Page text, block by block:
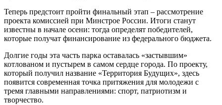
Теперь предстоит пройти финальный этап – рассмотрение
проекта комиссией при Минстрое России. Итоги станут
известны в начале осени: тогда определят победителей,
которые получат финансирование из федерального бюджета.
Долгие годы эта часть парка оставалась «застывшим»
котлованом и пустырем в самом сердце города. По проекту,
который получил название «Территория Будущих», здесь
появится современная точка притяжения для молодежи с
тремя главными направлениями: спорт, патриотизм и
творчество.